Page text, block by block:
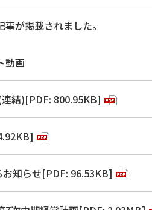
が掲載されました。
動画
結)[PDF: 800.95KB]
知らせ[PDF: 96.53KB]